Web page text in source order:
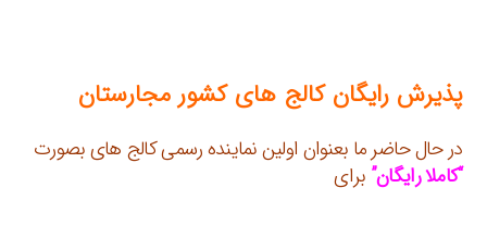
پذیرش رایگان کالج های کشور مجارستان
در حال حاضر ما بعنوان اولین نماینده رسمی کالج های بصورت
“کاملا رایگان” برای